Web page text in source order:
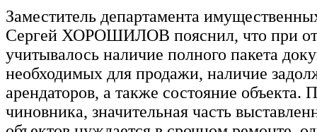
Заместитель департамента
Сергей ХОРОШИЛОВ пояснил, что при
учитывалось наличие полного пакета
необходимых для продажи, наличие
арендаторов, а также состояние объекта.
чиновника, значительная часть